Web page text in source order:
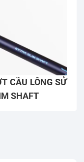
CẦU LÔNG SỬ
SHAFT